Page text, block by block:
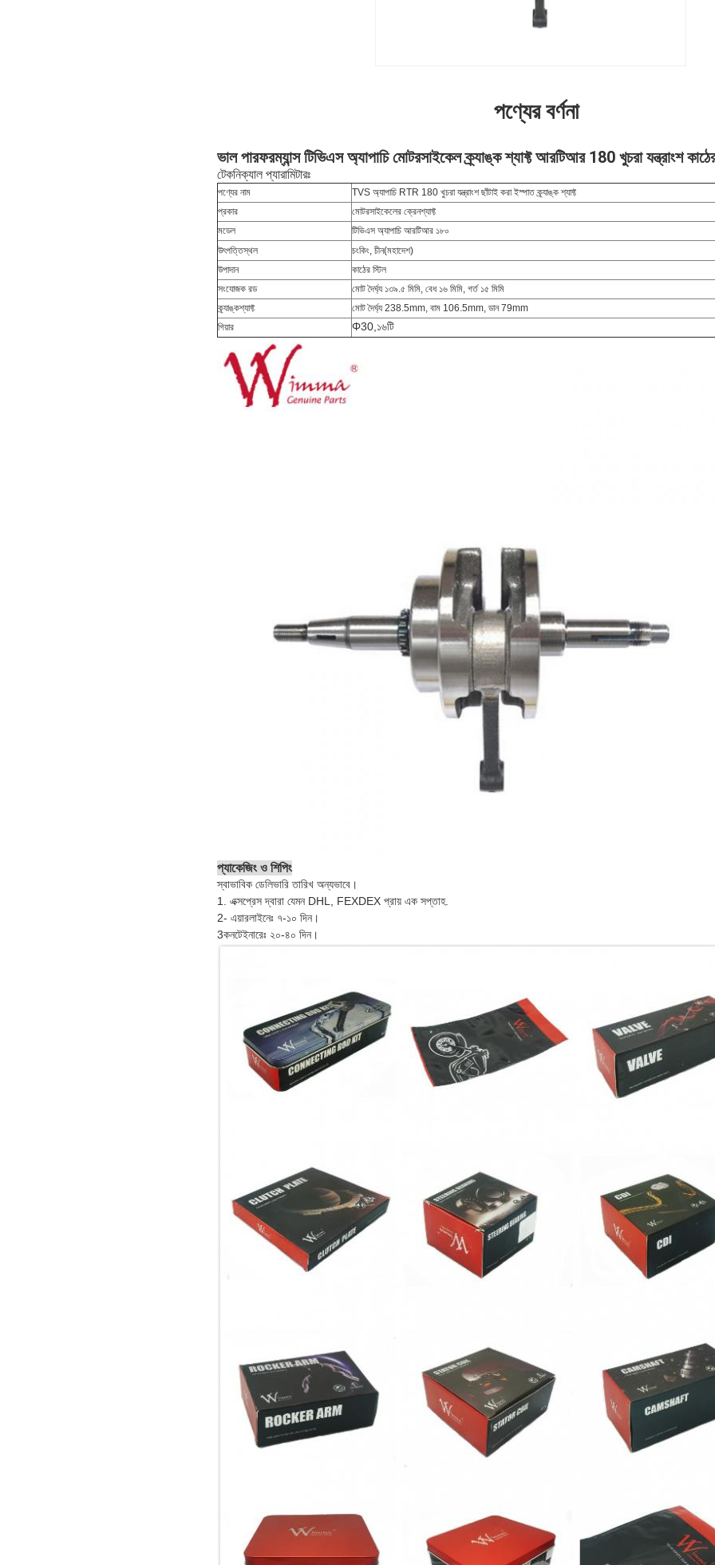
পণ্যের বর্ণনা
ভাল পারফরম্যান্স টিভিএস অ্যাপাচি মোটরসাইকেল ক্র্যাঙ্ক শ্যাফ্ট আরটিআর 180 খুচরা যন্ত্রাংশ
টেকনিক্যাল প্যারামিটারঃ
পণ্যের নাম
TVS অ্যাপাচি RTR 180 খুচরা যন্ত্রাংশ ছাঁটাই করা ইস্পাত ক্র্যাঙ্ক শ্যাফ্ট
প্রকার
মোটরসাইকেলের ক্রেনশ্যাফ্ট
মডেল
টিভিএস অ্যাপাচি আরটিআর ১৮০
উৎপত্তিস্থল
চংকিং, চীন(মহাদেশ)
উপাদান
কাঠের স্টিল
সংযোজক রড
মোট দৈর্ঘ্য ১৩৯.৫ মিমি, বেধ ১৬ মিমি, গর্ত ১৫ মিমি
ক্র্যাঙ্কশ্যাফ্ট
মোট দৈর্ঘ্য 238.5mm, বাম 106.5mm, ডান 79mm
গিয়ার
Φ30,১৬টি
প্যাকেজিং ও শিপিং
স্বাভাবিক ডেলিভারি তারিখ অন্যভাবে।
1. এক্সপ্রেস দ্বারা যেমন DHL, FEXDEX প্রায় এক সপ্তাহ.
2- এয়ারলাইনেঃ ৭-১০ দিন।
3কনটেইনারেঃ ২০-৪০ দিন।